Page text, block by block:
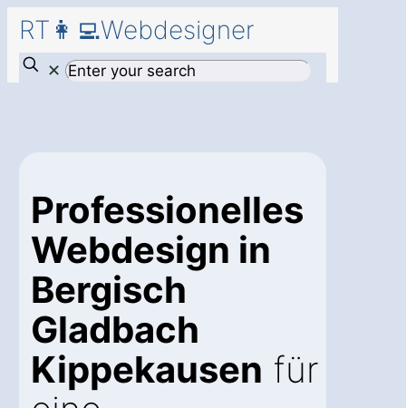
RT👩‍💻Webdesigner
✕
Professionelles
Webdesign in
Bergisch
Gladbach
Kippekausen für